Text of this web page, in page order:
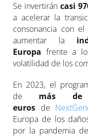
Se invertiráncasi
a acelerar la
consonancia con el
aumentar la
Europa frente a
volatilidad de los
En 2023, el
de más
euros de
Europa de los
por la pandemia